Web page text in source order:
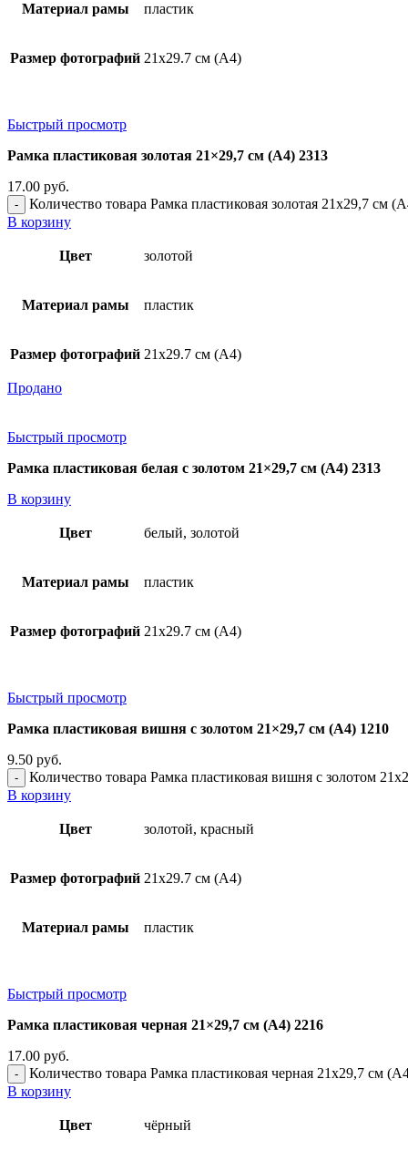
Материал рамы пластик
Размер фотографий 21х29.7 см (А4)
Быстрый просмотр
Рамка пластиковая золотая 21×29,7 см (А4) 2313
17.00 руб.
Количество товара Рамка пластиковая золотая 21x29,7 см
В корзину
Цвет золотой
Материал рамы пластик
Размер фотографий 21х29.7 см (А4)
Продано
Быстрый просмотр
Рамка пластиковая белая с золотом 21×29,7 см (А4) 2313
В корзину
Цвет белый, золотой
Материал рамы пластик
Размер фотографий 21х29.7 см (А4)
Быстрый просмотр
Рамка пластиковая вишня с золотом 21×29,7 см (А4) 1210
9.50 руб.
Количество товара Рамка пластиковая вишня с золотом
В корзину
Цвет золотой, красный
Размер фотографий 21х29.7 см (А4)
Материал рамы пластик
Быстрый просмотр
Рамка пластиковая черная 21×29,7 см (А4) 2216
17.00 руб.
Количество товара Рамка пластиковая черная 21x29,7 см
В корзину
Цвет чёрный